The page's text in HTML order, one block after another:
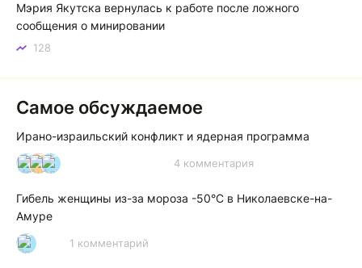
Мэрия Якутска вернулась к работе после ложного
сообщения о минировании
128
Самое обсуждаемое
Ирано-израильский конфликт и ядерная программа
И А А 4 комментария
Гибель женщины из-за мороза -50°C в Николаевске-на-
Амуре
Р 1 комментарий